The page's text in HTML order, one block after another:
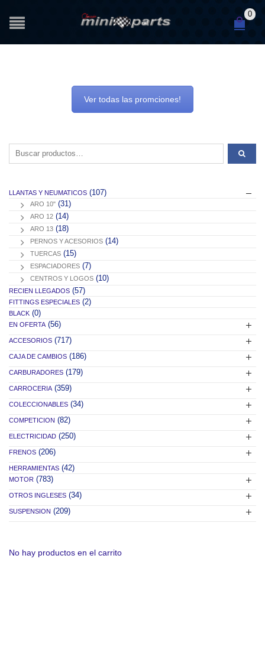
0
Ver todas las promciones!
Buscar por:
LLANTAS Y NEUMATICOS (107)
ARO 10" (31)
ARO 12 (14)
ARO 13 (18)
PERNOS Y ACESORIOS (14)
TUERCAS (15)
ESPACIADORES (7)
CENTROS Y LOGOS (10)
RECIEN LLEGADOS (57)
FITTINGS ESPECIALES (2)
BLACK (0)
EN OFERTA (56)
ACCESORIOS (717)
CAJA DE CAMBIOS (186)
CARBURADORES (179)
CARROCERIA (359)
COLECCIONABLES (34)
COMPETICION (82)
ELECTRICIDAD (250)
FRENOS (206)
HERRAMIENTAS (42)
MOTOR (783)
OTROS INGLESES (34)
SUSPENSION (209)
No hay productos en el carrito